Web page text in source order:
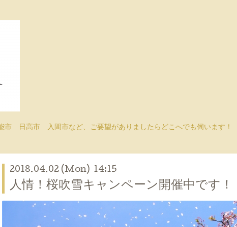
市 日高市 入間市など、ご要望がありましたらどこへでも伺います！
2018.04.02 (Mon) 14:15
人情！桜吹雪キャンペーン開催中です！